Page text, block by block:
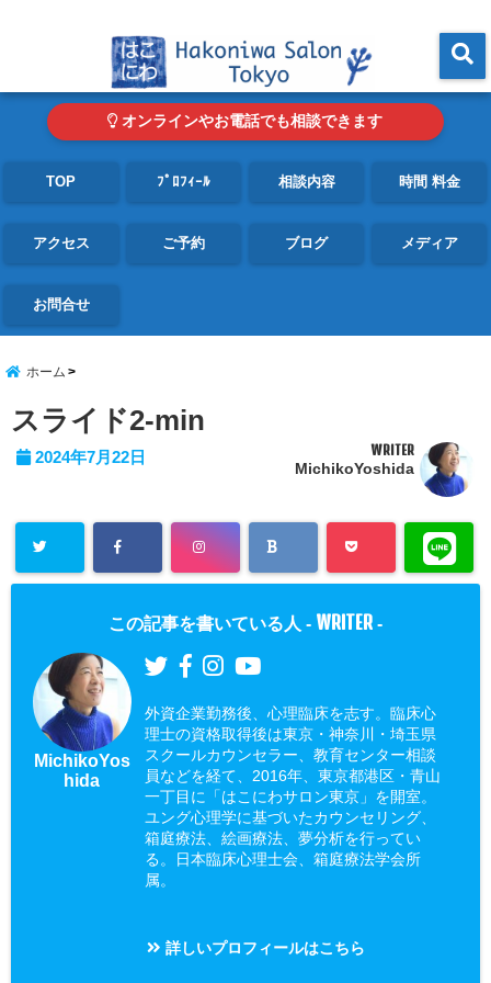
オンラインやお電話でも相談できます
TOP ﾌﾟﾛﾌｨｰﾙ 相談内容 時間 料金
アクセス ご予約 ブログ メディア
お問合せ
ホーム
スライド2-min
2024年7月22日 WRITER
MichikoYoshida
この記事を書いている人 - WRITER -
MichikoYos
hida
外資企業勤務後、心理臨床を志す。臨床心
理士の資格取得後は東京・神奈川・埼玉県
スクールカウンセラー、教育センター相談
員などを経て、2016年、東京都港区・青山
一丁目に「はこにわサロン東京」を開室。
ユング心理学に基づいたカウンセリング、
箱庭療法、絵画療法、夢分析を行ってい
る。日本臨床心理士会、箱庭療法学会所
属。
詳しいプロフィールはこちら